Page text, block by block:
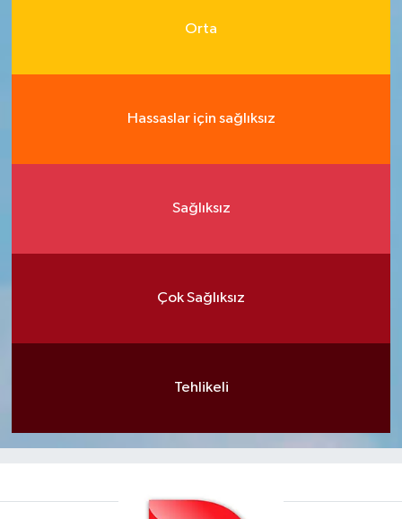
Orta
Hassaslar için sağlıksız
Sağlıksız
Çok Sağlıksız
Tehlikeli